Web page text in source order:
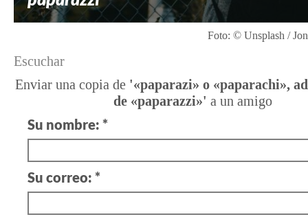
Foto: © Unsplash /
Escuchar
Enviar una copia de '«paparazi» o «paparachi»,
de «paparazzi»' a un amigo
Su nombre: *
Su correo: *